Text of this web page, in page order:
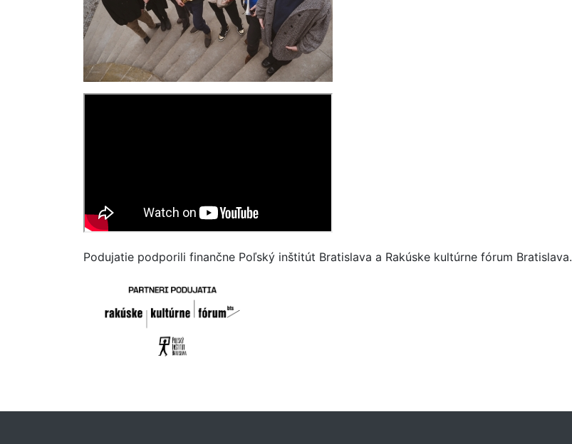
Podujatie podporili finančne Poľský inštitút Bratislava a Rakúske kultúrne fórum Bratislava.